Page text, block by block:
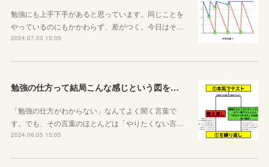
勉強にも上手下手があると思っています。同じことを
やっているのにもかかわらず、差がつく。今日はそ…
2024.07.03 15:05
勉強の仕方って結局こんな感じという図を作りました！
「勉強の仕方がわからない」なんてよく聞く言葉で
す。でも、その言葉のほとんどは「やりたくない言…
2024.06.05 15:05